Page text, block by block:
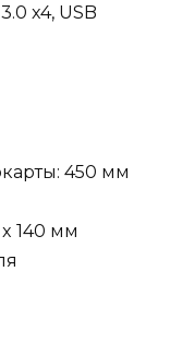
x4, USB
450 мм
140 мм